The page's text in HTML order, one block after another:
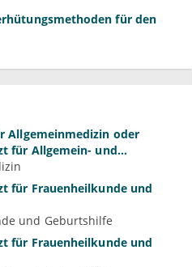
für den
Allgemeinmedizin oder
für Allgemein- und
für Psychiatrie und
Medizin
für Frauenheilkunde und
und Geburtshilfe
für Frauenheilkunde und